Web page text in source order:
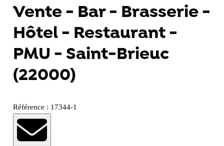
Vente - Bar - Brasserie -
Hôtel - Restaurant -
PMU - Saint-Brieuc
(22000)
Référence : 17344-1